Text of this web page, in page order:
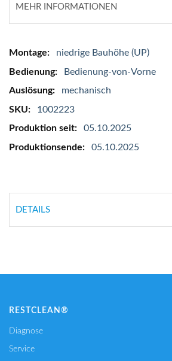
MEHR INFORMATIONEN
Mehr
Informationen
niedrige Bauhöhe (UP)
Bedienung-von-Vorne
mechanisch
1002223
05.10.2025
05.10.2025
DETAILS
RESTCLEAN®
Diagnose
Service